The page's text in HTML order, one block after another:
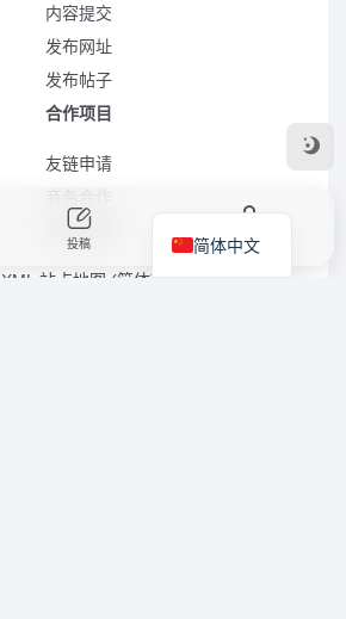
内容提交
发布网址
发布帖子
合作项目
友链申请
站点地图
XML 站点地图 (简体)
投稿 我的
简体中文